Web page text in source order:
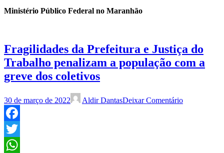
Ministério Público Federal no Maranhão
Fragilidades da Prefeitura e Justiça do
Trabalho penalizam a população com a
greve dos coletivos
30 de março de 2022 Aldir DantasDeixar Comentário
Facebook
Twitter